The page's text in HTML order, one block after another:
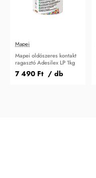
Mapei
Mapei oldószeres kontakt
ragasztó Adesilex LP 1kg
7 490 Ft / db